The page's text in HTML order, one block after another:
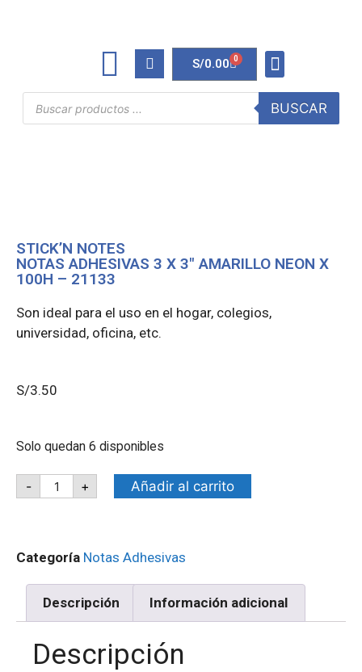
S/0.00 0
BUSCAR
STICK’N NOTES
NOTAS ADHESIVAS 3 X 3″ AMARILLO NEON X
100H – 21133
Son ideal para el uso en el hogar, colegios,
universidad, oficina, etc.
S/3.50
Solo quedan 6 disponibles
- + Añadir al carrito
Categoría Notas Adhesivas
Descripción Información adicional
Descripción